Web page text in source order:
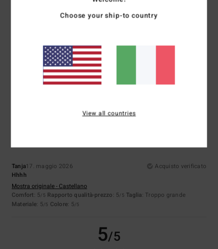
3
Ida21. giugno 2026
Va bene
5/5
Tanja17. maggio 2026
Acquisto verificato
Hhhh
Mostra originale - Castellano
Comfort: 5/5 Rapporto qualità-prezzo: 5/5 Taglia: Troppo grande
Materiale: 5/5 Colore: 5/5
5/5
Choose your ship-to country
View all countries